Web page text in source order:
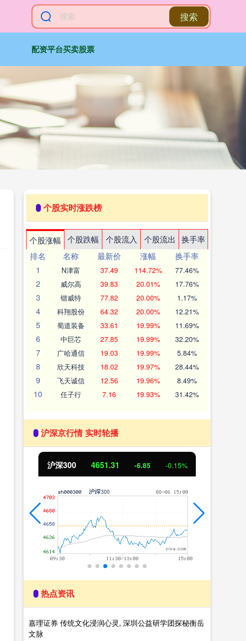
搜索
配资平台买卖股票
个股实时涨跌榜
个股涨幅 个股跌幅 个股流入 个股流出
换手率
排名
名称 最新价 涨幅
换手率
1
N津富 37.49 114.72% 77.46%
2 威尔高 39.83 20.01% 17.76%
3 锴威特 77.82 20.00% 1.17%
4 科翔股份 64.32 20.00% 12.21%
5 蜀道装备 33.61 19.99% 11.69%
6 中巨芯 27.85 19.99% 32.20%
7 广哈通信 19.03 19.99% 5.84%
8 欣天科技 18.02 19.97% 28.44%
9 飞天诚信 12.56 19.96% 8.49%
10 任子行 7.16 19.93% 31.42%
沪深京行情 实时轮播
-0.15% 北证50 1122.88 3.42
热点资讯
嘉理证券 传统文化浸润心灵, 深圳公益研学团探秘衡岳
文脉